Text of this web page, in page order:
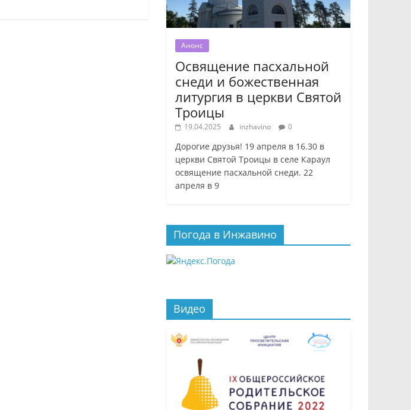
Анонс
Освящение пасхальной
снеди и божественная
литургия в церкви Святой
Троицы
19.04.2025 inzhavino 0
Дорогие друзья! 19 апреля в 16.30 в
церкви Святой Троицы в селе Караул
освящение пасхальной снеди. 22
апреля в 9
Погода в Инжавино
Видео